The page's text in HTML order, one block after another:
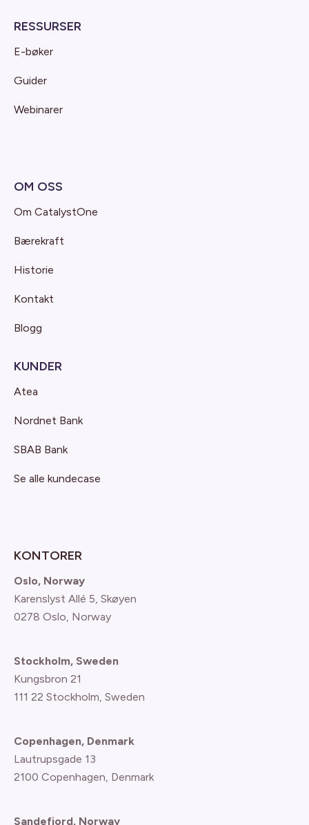
RESSURSER
E-bøker
Guider
Webinarer
OM OSS
Om CatalystOne
Bærekraft
Historie
Kontakt
Blogg
KUNDER
Atea
Nordnet Bank
SBAB Bank
Se alle kundecase
KONTORER
Oslo, Norway
Karenslyst Allé 5, Skøyen
0278 Oslo, Norway
Stockholm, Sweden
Kungsbron 21
111 22 Stockholm, Sweden
Copenhagen, Denmark
Lautrupsgade 13
2100 Copenhagen, Denmark
Sandefjord, Norway